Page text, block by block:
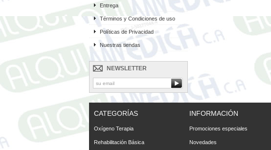
Entrega
Términos y Condiciones de uso
Políticas de Privacidad
Nuestras tiendas
NEWSLETTER
CATEGORÍAS
Oxígeno Terapia
Rehabilitación Básica
INFORMACIÓN
Promociones especiales
Novedades